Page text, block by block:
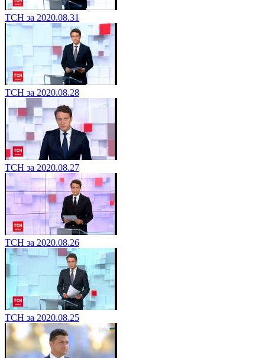
ТСН за 2020.08.31
ТСН за 2020.08.28
ТСН за 2020.08.27
ТСН за 2020.08.26
ТСН за 2020.08.25